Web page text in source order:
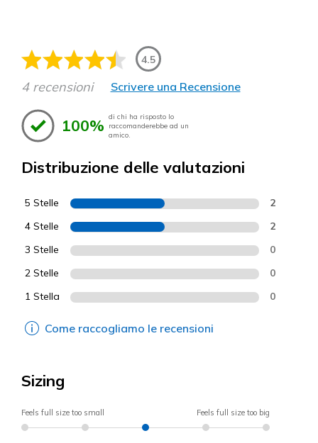
4.5
4 recensioni Scrivere una Recensione
100% di chi ha risposto lo
raccomanderebbe ad un
amico.
Distribuzione delle valutazioni
5 Stelle 2
4 Stelle 2
3 Stelle 0
2 Stelle 0
1 Stella 0
Come raccogliamo le recensioni
Sizing
Feels full size too small Feels full size too big